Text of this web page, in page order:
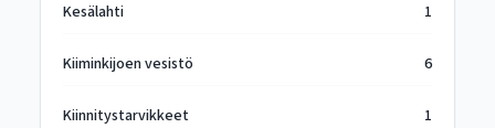
Kesälahti 1
Kiiminkijoen vesistö 6
Kiinnitystarvikkeet 1